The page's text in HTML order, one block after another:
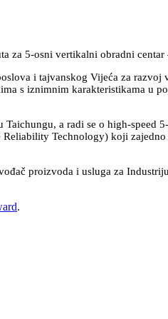
za 5-osni vertikalni obradni
i tajvanskog Vijeća za
s iznimnim karakteristikama u
a radi se o high-speed
Technology) koji
proizvoda i usluga za
.